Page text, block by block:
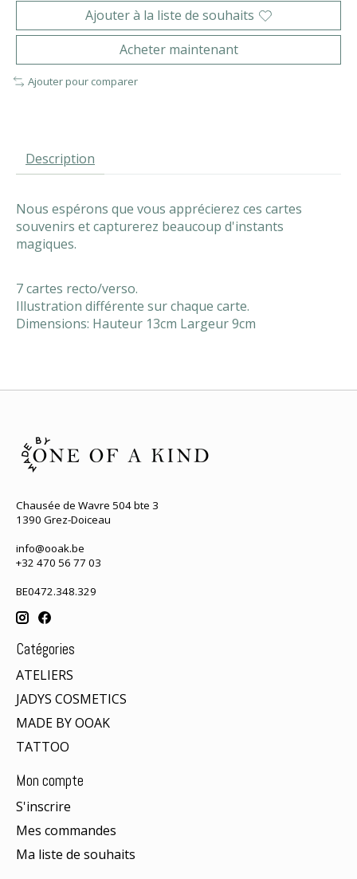
Ajouter à la liste de souhaits
Acheter maintenant
Ajouter pour comparer
Description
Nous espérons que vous apprécierez ces cartes
souvenirs et capturerez beaucoup d'instants
magiques.
7 cartes recto/verso.
Illustration différente sur chaque carte.
Dimensions: Hauteur 13cm Largeur 9cm
Chausée de Wavre 504 bte 3
1390 Grez-Doiceau
info@ooak.be
+32 470 56 77 03
BE0472.348.329
Catégories
ATELIERS
JADYS COSMETICS
MADE BY OOAK
TATTOO
Mon compte
S'inscrire
Mes commandes
Ma liste de souhaits